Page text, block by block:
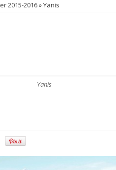
2015-2016»Yanis
Yanis